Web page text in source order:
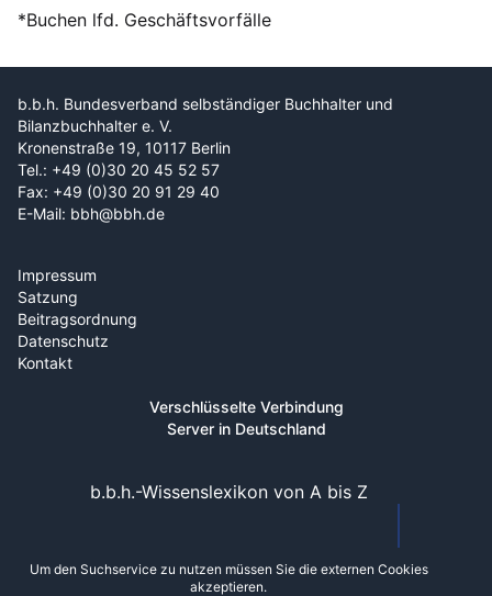
*Buchen lfd. Geschäftsvorfälle
b.b.h. Bundesverband selbständiger Buchhalter und
Bilanzbuchhalter e. V.
Kronenstraße 19, 10117 Berlin
Tel.: +49 (0)30 20 45 52 57
Fax: +49 (0)30 20 91 29 40
E-Mail: bbh@bbh.de
Impressum
Satzung
Beitragsordnung
Datenschutz
Kontakt
Verschlüsselte Verbindung
Server in Deutschland
b.b.h.-Wissenslexikon von A bis Z
Um den Suchservice zu nutzen müssen Sie die externen Cookies
akzeptieren.